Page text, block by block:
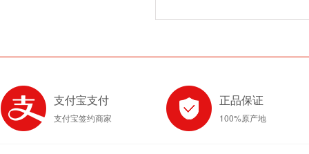
支付宝支付
支付宝签约商家
正品保证
100%原产地